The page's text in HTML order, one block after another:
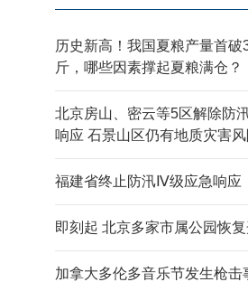
历史新高！我国夏粮产量首破
斤，哪些因素撑起夏粮满仓？
北京房山、密云等5区解除防
响应 石景山区仍有地质灾害风
福建省终止防汛Ⅳ级应急响应
即刻起 北京多家市属公园恢
加拿大多伦多音乐节发生枪击